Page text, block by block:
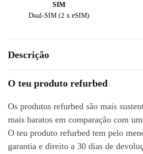
SIM
Dual-SIM (2 x eSIM)
Descrição
O teu produto refurbed
Os produtos refurbed são mais
mais baratos em comparação com
O teu produto refurbed tem pelo
garantia e direito a 30 dias de